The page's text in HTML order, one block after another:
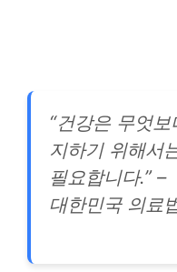
“건강은 무엇
지하기 위해서
필요합니다.” –
대한민국 의료